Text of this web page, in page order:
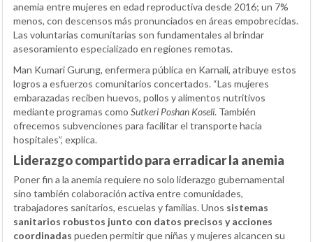
anemia entre mujeres en edad reproductiva desde 2016; un 7%
menos, con descensos más pronunciados en áreas empobrecidas.
Las voluntarias comunitarias son fundamentales al brindar
asesoramiento especializado en regiones remotas.
Man Kumari Gurung, enfermera pública en Karnali, atribuye estos
logros a esfuerzos comunitarios concertados. “Las mujeres
embarazadas reciben huevos, pollos y alimentos nutritivos
mediante programas como Sutkeri Poshan Koseli. También
ofrecemos subvenciones para facilitar el transporte hacia
hospitales”, explica.
Liderazgo compartido para erradicar la anemia
Poner fin a la anemia requiere no solo liderazgo gubernamental
sino también colaboración activa entre comunidades,
trabajadores sanitarios, escuelas y familias. Unos sistemas
sanitarios robustos junto con datos precisos y acciones
coordinadas pueden permitir que niñas y mujeres alcancen su